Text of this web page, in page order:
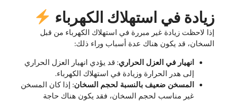
زيادة في استهلاك الكهرباء
إذا لاحظت زيادة غير مبررة في استهلاك الكهرباء من قبل
السخان، قد يكون هناك عدة أسباب وراء ذلك:
انهيار في العزل الحراري: قد يؤدي انهيار العزل الحراري
إلى هدر الحرارة وزيادة في استهلاك الكهرباء.
المسخن ضعيف بالنسبة لحجم السخان: إذا كان المسخن
غير مناسب لحجم السخان، فقد يكون هناك حاجة